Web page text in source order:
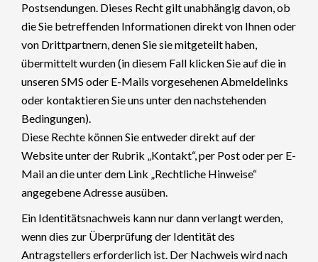
Postsendungen. Dieses Recht gilt unabhängig davon, ob
die Sie betreffenden Informationen direkt von Ihnen oder
von Drittpartnern, denen Sie sie mitgeteilt haben,
übermittelt wurden (in diesem Fall klicken Sie auf die in
unseren SMS oder E-Mails vorgesehenen Abmeldelinks
oder kontaktieren Sie uns unter den nachstehenden
Bedingungen).
Diese Rechte können Sie entweder direkt auf der
Website unter der Rubrik „Kontakt“, per Post oder per E-
Mail an die unter dem Link „Rechtliche Hinweise“
angegebene Adresse ausüben.
Ein Identitätsnachweis kann nur dann verlangt werden,
wenn dies zur Überprüfung der Identität des
Antragstellers erforderlich ist. Der Nachweis wird nach